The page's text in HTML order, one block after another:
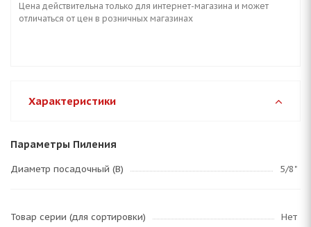
Цена действительна только для интернет-магазина и может
отличаться от цен в розничных магазинах
Характеристики
Параметры Пиления
Диаметр посадочный (B) 5/8"
Товар серии (для сортировки)
Нет